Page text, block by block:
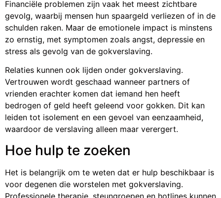
Financiële problemen zijn vaak het meest zichtbare
gevolg, waarbij mensen hun spaargeld verliezen of in de
schulden raken. Maar de emotionele impact is minstens
zo ernstig, met symptomen zoals angst, depressie en
stress als gevolg van de gokverslaving.
Relaties kunnen ook lijden onder gokverslaving.
Vertrouwen wordt geschaad wanneer partners of
vrienden erachter komen dat iemand hen heeft
bedrogen of geld heeft geleend voor gokken. Dit kan
leiden tot isolement en een gevoel van eenzaamheid,
waardoor de verslaving alleen maar verergert.
Hoe hulp te zoeken
Het is belangrijk om te weten dat er hulp beschikbaar is
voor degenen die worstelen met gokverslaving.
Professionele therapie, steungroepen en hotlines kunnen